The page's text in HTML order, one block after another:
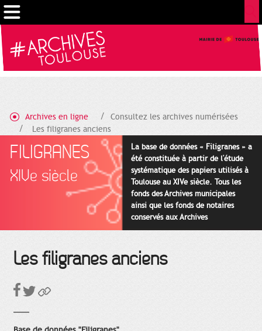
Archives en ligne
Consultez les archives numérisées
Les filigranes anciens
FILIGRANES
XIVe siècle
La base de données « Filigranes » a
été constituée à partir de l'étude
systématique des papiers utilisés à
Toulouse au XIVe siècle. Tous les
fonds des Archives municipales
ainsi que les fonds de notaires
conservés aux Archives
départementales pour cette
Les filigranes anciens
Cookies management panel